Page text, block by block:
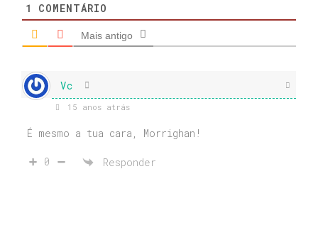
1 COMENTÁRIO
Mais antigo
Vc
15 anos atrás
É mesmo a tua cara, Morrighan!
0 Responder